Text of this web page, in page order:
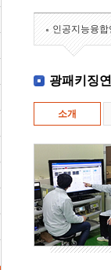
인공지능융합
광패키징
소개